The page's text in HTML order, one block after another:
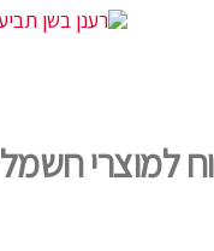
למוצרי חשמל